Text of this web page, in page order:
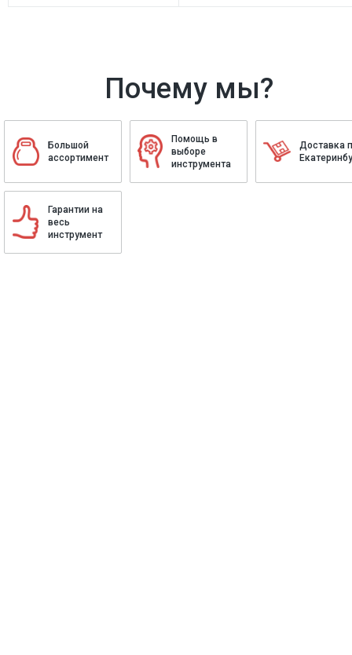
Почему мы?
Большой
ассортимент
Помощь в
выборе
инструмента
Доставка
Гарантии на
весь
инструмент